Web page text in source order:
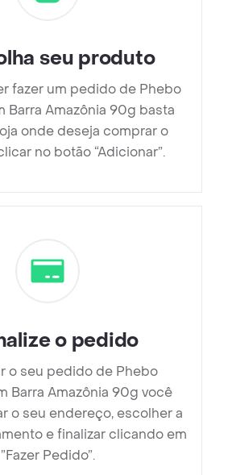
seu produto
fazer um pedido de Phebo
Barra Amazônia 90g basta
onde deseja comprar o
no botão “Adicionar”.
o pedido
o seu pedido de Phebo
Barra Amazônia 90g você
o seu endereço, escolher a
e finalizar clicando em
”Fazer Pedido”.